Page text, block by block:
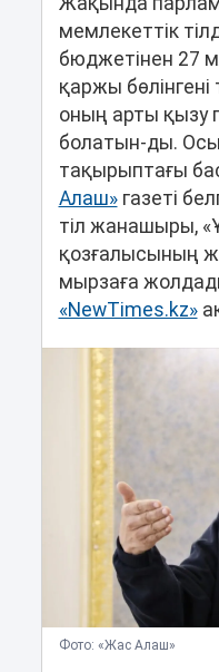
мемлекеттік
бюджетінен 27
қаржы
оның арты қызу
болатын-ды.
тақырыптағы
Алаш»газеті
тіл жанашыры,
қозғалысының
мырзаға
«NewTimes.kz»
Фото: «Жас Алаш»